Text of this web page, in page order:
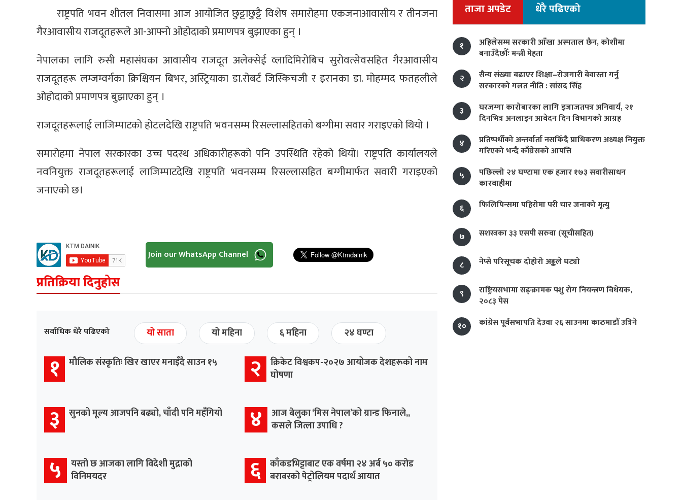
राष्ट्रपति भवन शीतल निवासमा आज आयोजित छुट्टाछुट्टै विशेष समारोहमा एकजनाआवासीय र तीनजना
गैरआवासीय राजदूतहरूले आ-आफ्नो ओहोदाको प्रमाणपत्र बुझाएका हुन् ।
नेपालका लागि रुसी महासंघका आवासीय राजदूत अलेक्सेई व्लादिमिरोबिच सुरोवत्सेवसहित गैरआवासीय
राजदूतहरू लम्जम्वर्गका क्रिश्चियन बिभर, अस्ट्रियाका डा.रोबर्ट जिस्किचजी र इरानका डा. मोहम्मद फतहलीले
ओहोदाको प्रमाणपत्र बुझाएका हुन् ।
राजदूतहरूलाई लाजिम्पाटको होटलदेखि राष्ट्रपति भवनसम्म रिसल्लासहितको बग्गीमा सवार गराइएको थियो ।
समारोहमा नेपाल सरकारका उच्च पदस्थ अधिकारीहरूको पनि उपस्थिति रहेको थियो। राष्ट्रपति कार्यालयले
नवनियुक्त राजदूतहरूलाई लाजिम्पाटदेखि राष्ट्रपति भवनसम्म रिसल्लासहित बग्गीमार्फत सवारी गराइएको
जनाएको छ।
Join our WhatsApp Channel
प्रतिक्रिया दिनुहोस
सर्वाधिक धेरै पढिएको यो साता यो महिना ६ महिना २४ घण्टा
१ मौलिक संस्कृतिः खिर खाएर मनाइँदै साउन १५ २
क्रिकेट विश्वकप-२०२७ आयोजक देशहरूको नाम
घोषणा
३ सुनको मूल्य आजपनि बढ्यो, चाँदी पनि महँगियो ४
आज बेलुका ‘मिस नेपाल’को ग्रान्ड फिनाले,,
कसले जित्ला उपाधि ?
५
यस्तो छ आजका लागि विदेशी मुद्राको
विनिमयदर
६ काँकडभिट्टाबाट एक वर्षमा २४ अर्ब ५० करोड
बराबरको पेट्रोलियम पदार्थ आयात
ताजा अपडेट धेरै पढिएको
१
अहिलेसम्म सरकारी आँखा अस्पताल छैन, कोशीमा
बनाउँदैछौँः मन्त्री मेहता
२
सैन्य संख्या बढाएर शिक्षा–रोजगारी बेवास्ता गर्नु
सरकारको गलत नीति : सांसद सिंह
३
घरजग्गा कारोबारका लागि इजाजतपत्र अनिवार्य, २१
दिनभित्र अनलाइन आवेदन दिन विभागको आग्रह
४
प्रतिष्पर्धीको अन्तर्वार्ता नसकिँदै प्राधिकरण अध्यक्ष नियुक्त
गरिएको भन्दै काँग्रेसको आपत्ति
५
पछिल्लो २४ घण्टामा एक हजार १७३ सवारीसाधन
कारबाहीमा
६
फिलिपिन्समा पहिरोमा परी चार जनाको मृत्यु
७ सशस्त्रका ३३ एसपी सरुवा (सूचीसहित)
८ नेप्से परिसूचक दोहोरो अङ्कले घट्यो
९
राष्ट्रियसभामा सङ्क्रामक पशु रोग नियन्त्रण विधेयक,
२०८३ पेस
१०
कांग्रेस पूर्वसभापति देउवा २६ साउनमा काठमाडौं उत्रिने